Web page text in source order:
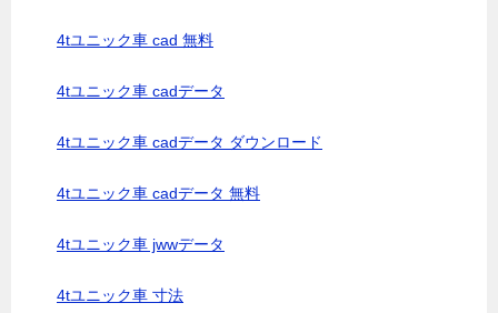
4tユニック車 cad 無料
4tユニック車 cadデータ
4tユニック車 cadデータ ダウンロード
4tユニック車 cadデータ 無料
4tユニック車 jwwデータ
4tユニック車 寸法